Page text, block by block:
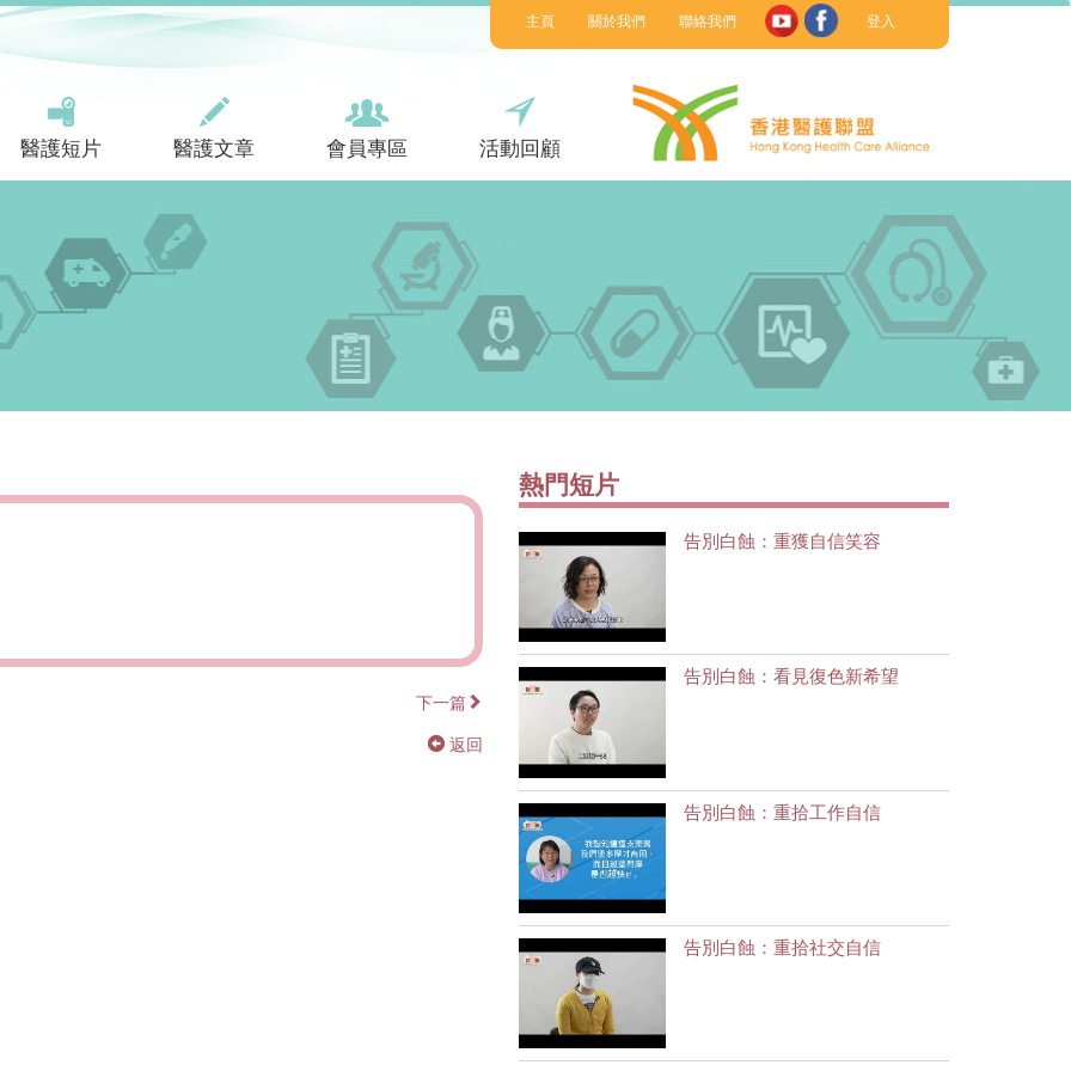
醫護短片 醫護文章 會員專區 活動回顧
主頁 關於我們 聯絡我們 登入
下一篇
返回
熱門短片
告別白蝕：重獲自信笑容
告別白蝕：看見復色新希望
告別白蝕：重拾工作自信
告別白蝕：重拾社交自信